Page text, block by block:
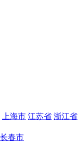
上海市 江苏省 浙江省
长春市